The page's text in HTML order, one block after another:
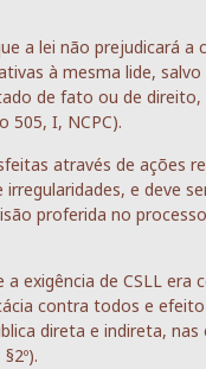
a lei não prejudicará
à mesma lide,
de fato ou de direito,
505, I, NCPC).
através de ações
e deve
proferida no
exigência de CSLL
contra todos e
direta e indireta,